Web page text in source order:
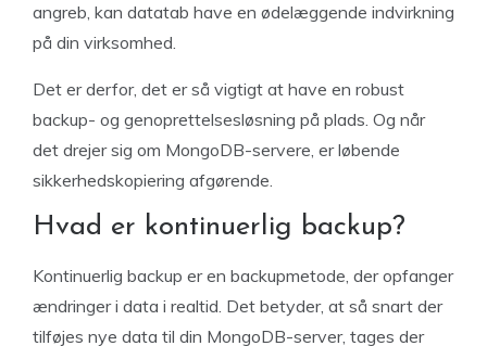
angreb, kan datatab have en ødelæggende indvirkning
på din virksomhed.
Det er derfor, det er så vigtigt at have en robust
backup- og genoprettelsesløsning på plads. Og når
det drejer sig om MongoDB-servere, er løbende
sikkerhedskopiering afgørende.
Hvad er kontinuerlig backup?
Kontinuerlig backup er en backupmetode, der opfanger
ændringer i data i realtid. Det betyder, at så snart der
tilføjes nye data til din MongoDB-server, tages der